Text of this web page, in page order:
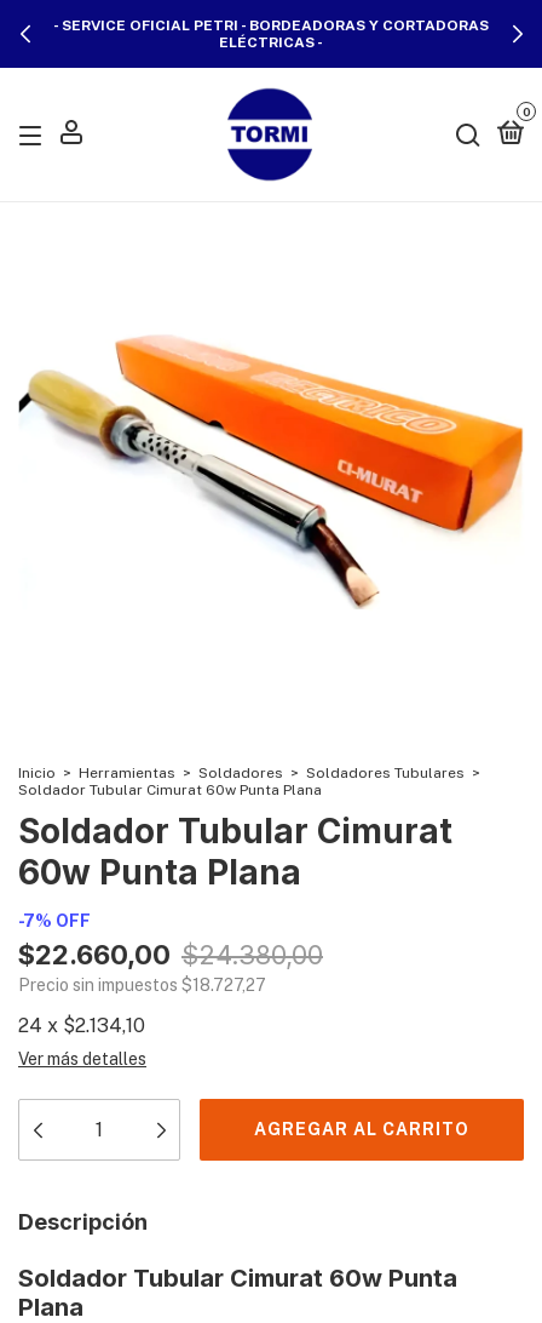
- SERVICE OFICIAL PETRI - BORDEADORAS Y CORTADORAS
ELÉCTRICAS -
0
Inicio > Herramientas > Soldadores > Soldadores Tubulares >
Soldador Tubular Cimurat 60w Punta Plana
Soldador Tubular Cimurat
60w Punta Plana
-7% OFF
$22.660,00 $24.380,00
Precio sin impuestos $18.727,27
24 x $2.134,10
Ver más detalles
Descripción
Soldador Tubular Cimurat 60w Punta
Plana